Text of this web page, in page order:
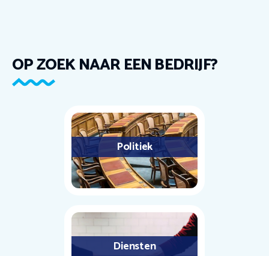
OP ZOEK NAAR EEN BEDRIJF?
Politiek
Diensten